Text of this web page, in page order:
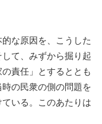
な原因を、こうした
て、みずから掘り起
責任」とするととも
の民衆の側の問題を
いる。このあたりは